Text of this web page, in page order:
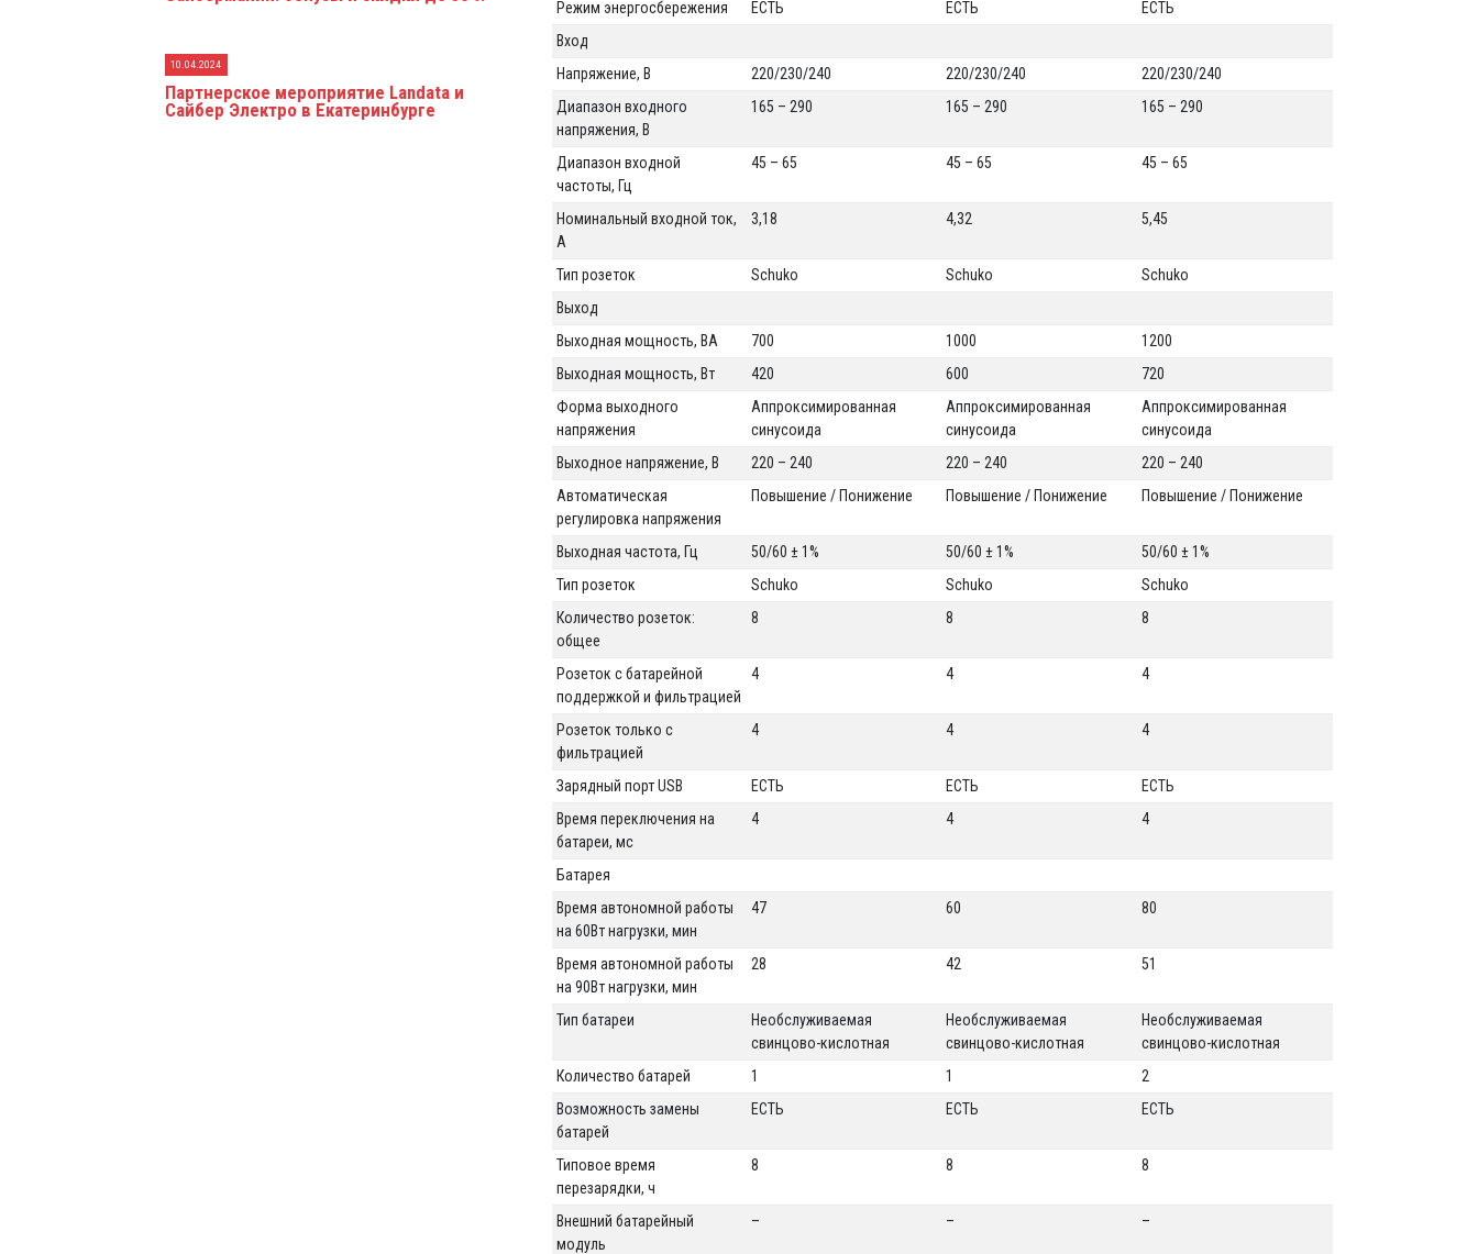
10.04.2024
Партнерское мероприятие Landata и
Сайбер Электро в Екатеринбурге
Режим энергосбережения
ЕСТЬ ЕСТЬ
ЕСТЬ
Вход
Напряжение, В
220/230/240 220/230/240
220/230/240
Диапазон входного
напряжения, В
165 – 290 165 – 290 165 – 290
Диапазон входной
частоты, Гц
45 – 65 45 – 65 45 – 65
Номинальный входной ток,
А
3,18 4,32 5,45
Тип розеток Schuko Schuko
Schuko
Выход
Выходная мощность, ВА
700 1000
1200
Выходная мощность, Вт
420 600
720
Форма выходного
напряжения
Аппроксимированная
синусоида
Аппроксимированная
синусоида
Аппроксимированная
синусоида
Выходное напряжение, В
220 – 240 220 – 240
220 – 240
Автоматическая
регулировка напряжения
Повышение / Понижение Повышение / Понижение Повышение / Понижение
Выходная частота, Гц 50/60 ± 1% 50/60 ± 1%
50/60 ± 1%
Тип розеток
Schuko Schuko
Schuko
Количество розеток:
общее
8 8 8
Розеток с батарейной
поддержкой и фильтрацией
4 4 4
Розеток только с
фильтрацией
4 4 4
Зарядный порт USB ЕСТЬ ЕСТЬ
ЕСТЬ
Время переключения на
батареи, мс
4 4 4
Батарея
Время автономной работы
на 60Вт нагрузки, мин
47 60 80
Время автономной работы
на 90Вт нагрузки, мин
28 42 51
Тип батареи
Необслуживаемая
свинцово-кислотная
Необслуживаемая
свинцово-кислотная
Необслуживаемая
свинцово-кислотная
Количество батарей
1 1
2
Возможность замены
батарей
ЕСТЬ ЕСТЬ ЕСТЬ
Типовое время
перезарядки, ч
8 8 8
Внешний батарейный
модуль
– – –